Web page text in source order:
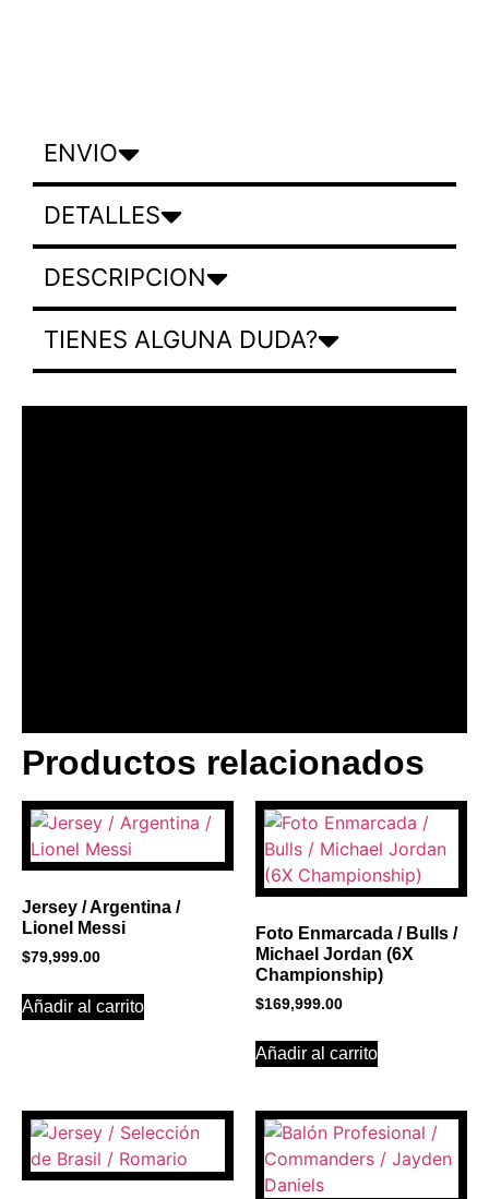
ENVIO
DETALLES
DESCRIPCION
TIENES ALGUNA DUDA?
BANNER CON
PROMOCIONES 1
Click Here
Productos relacionados
Jersey / Argentina /
Lionel Messi
$79,999.00
Añadir al carrito
Foto Enmarcada / Bulls /
Michael Jordan (6X
Championship)
$169,999.00
Añadir al carrito